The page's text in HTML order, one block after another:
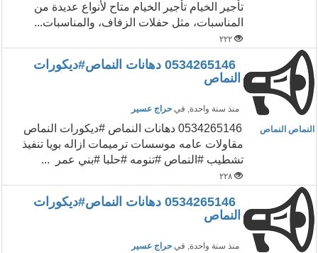
تأجير الخيام تأجير الخيام متاح لأنواع عديدة من
المناسبات، مثل حفلات الزفاف، والمناسبات...
٢٢٢
0534265146 دهانات النماص#ديكورات
النماص
منذ سنة واحدة, في حراج عسير
النماص النماص
0534265146 دهانات النماص #ديكورات النماص
مقاولات عامه موسسات ترميمات ازاله بويا تنفيذ
تشطيب #النماص #تنومه #حلبا #بني عمر ...
٢٢٨
0534265146 دهانات النماص#ديكورات
النماص
منذ سنة واحدة, في حراج عسير